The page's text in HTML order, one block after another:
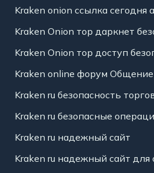
Kraken onion ссылка сегодня
Kraken Onion тор даркнет
Kraken Onion тор доступ
Kraken online форум
Kraken ru безопасность
Kraken ru безопасные
Kraken ru надежный сайт
Kraken ru надежный сайт для